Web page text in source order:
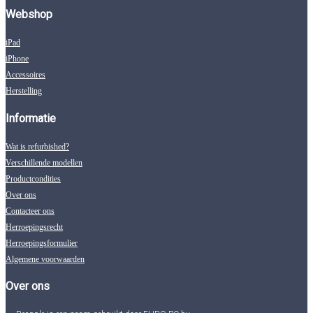
Webshop
iPad
iPhone
Accessoires
Herstelling
Informatie
Wat is refurbished?
Verschillende modellen
Productcondities
Over ons
Contacteer ons
Herroepingsrecht
Herroepingsformulier
Algemene voorwaarden
Over ons